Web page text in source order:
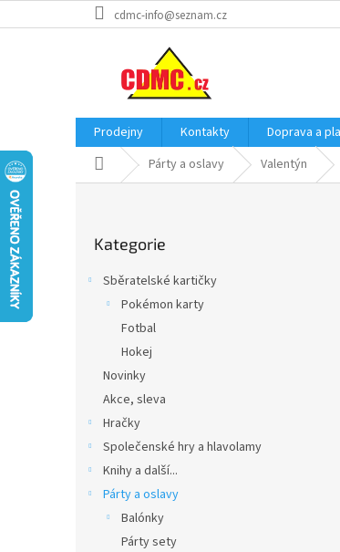
na
cdmc-info@seznam.cz
Prodejny Kontakty Doprava a
Domů Párty a oslavy Valentýn
kategorie
Kategorie
Sběratelské kartičky
Pokémon karty
Fotbal
Hokej
Novinky
Akce, sleva
Hračky
Společenské hry a hlavolamy
Knihy a další...
Párty a oslavy
Balónky
Párty sety